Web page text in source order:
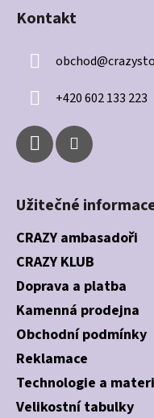
Kontakt
obchod@
+420 602 133 223
Užitečné
CRAZY ambasadoři
CRAZY KLUB
Doprava a platba
Kamenná prodejna
Obchodní podmínky
Reklamace
Technologie a
Velikostní tabulky